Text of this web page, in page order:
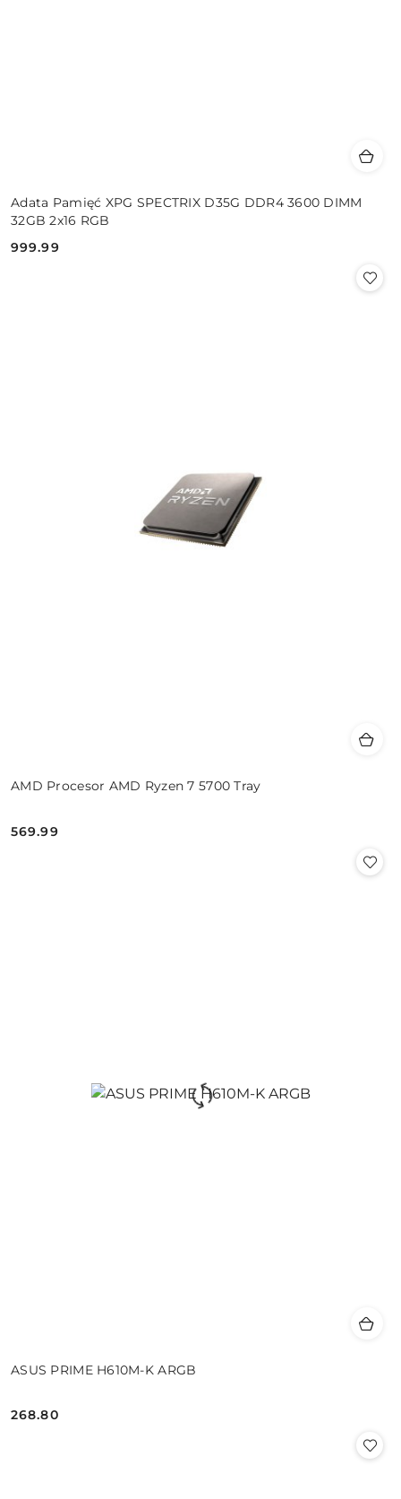
Adata Pamięć XPG SPECTRIX D35G DDR4 3600 DIMM
32GB 2x16 RGB
Cena:
999.99
AMD Procesor AMD Ryzen 7 5700 Tray
Cena:
569.99
ASUS PRIME H610M-K ARGB
Cena:
268.80